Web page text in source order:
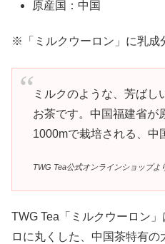
原産国：中国
※「ミルクウーロン」に乳成
ミルクのような、芳ばし
お茶です。中国福建省が
1000mで栽培される、中
TWG Tea公式オンラインショップよ
TWG Tea「ミルクウーロン
ロに丸くした、中国茶特有の